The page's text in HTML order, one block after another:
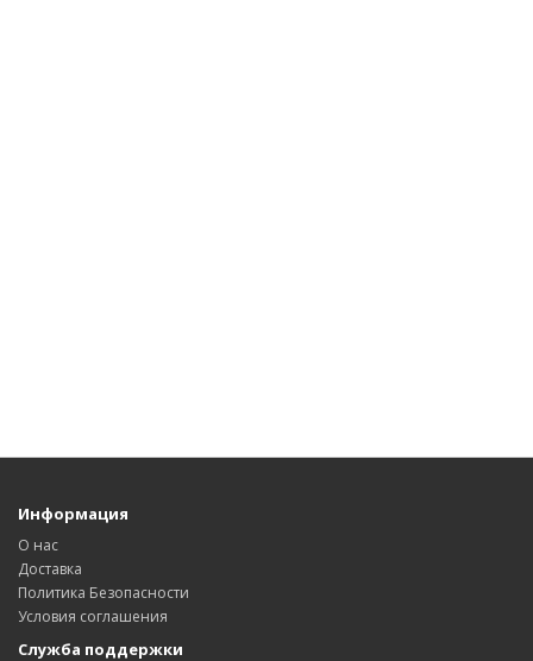
Информация
О нас
Доставка
Политика Безопасности
Условия соглашения
Служба поддержки